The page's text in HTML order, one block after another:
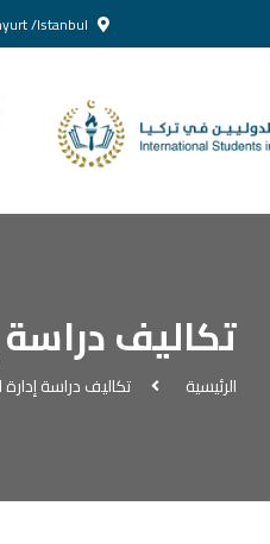
تكاليف دراسة
الرئيسية تكاليف دراسة